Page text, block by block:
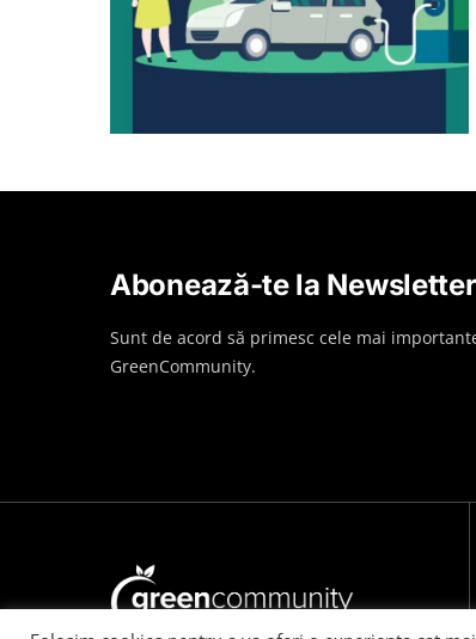
Abonează-te la Newsletter
Sunt de acord să primesc cele mai
GreenCommunity.